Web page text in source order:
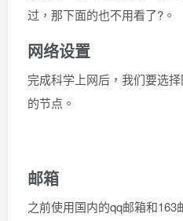
过，那下面的也不用看了?。
网络设置
完成科学上网后，我们要选
的节点。
邮箱
之前使用国内的qq邮箱和